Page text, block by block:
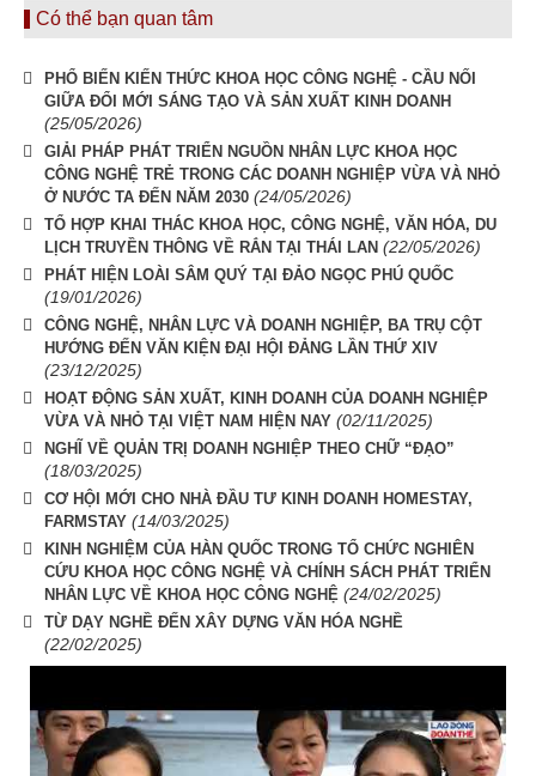
Có thể bạn quan tâm
PHỔ BIẾN KIẾN THỨC KHOA HỌC CÔNG NGHỆ - CẦU NỐI
GIỮA ĐỔI MỚI SÁNG TẠO VÀ SẢN XUẤT KINH DOANH
(25/05/2026)
GIẢI PHÁP PHÁT TRIỂN NGUỒN NHÂN LỰC KHOA HỌC
CÔNG NGHỆ TRẺ TRONG CÁC DOANH NGHIỆP VỪA VÀ NHỎ
Ở NƯỚC TA ĐẾN NĂM 2030 (24/05/2026)
TỔ HỢP KHAI THÁC KHOA HỌC, CÔNG NGHỆ, VĂN HÓA, DU
LỊCH TRUYỀN THÔNG VỀ RẮN TẠI THÁI LAN (22/05/2026)
PHÁT HIỆN LOÀI SÂM QUÝ TẠI ĐẢO NGỌC PHÚ QUỐC
(19/01/2026)
CÔNG NGHỆ, NHÂN LỰC VÀ DOANH NGHIỆP, BA TRỤ CỘT
HƯỚNG ĐẾN VĂN KIỆN ĐẠI HỘI ĐẢNG LẦN THỨ XIV
(23/12/2025)
HOẠT ĐỘNG SẢN XUẤT, KINH DOANH CỦA DOANH NGHIỆP
VỪA VÀ NHỎ TẠI VIỆT NAM HIỆN NAY (02/11/2025)
NGHĨ VỀ QUẢN TRỊ DOANH NGHIỆP THEO CHỮ “ĐẠO”
(18/03/2025)
CƠ HỘI MỚI CHO NHÀ ĐẦU TƯ KINH DOANH HOMESTAY,
FARMSTAY (14/03/2025)
KINH NGHIỆM CỦA HÀN QUỐC TRONG TỔ CHỨC NGHIÊN
CỨU KHOA HỌC CÔNG NGHỆ VÀ CHÍNH SÁCH PHÁT TRIỂN
NHÂN LỰC VỀ KHOA HỌC CÔNG NGHỆ (24/02/2025)
TỪ DẠY NGHỀ ĐẾN XÂY DỰNG VĂN HÓA NGHỀ
(22/02/2025)